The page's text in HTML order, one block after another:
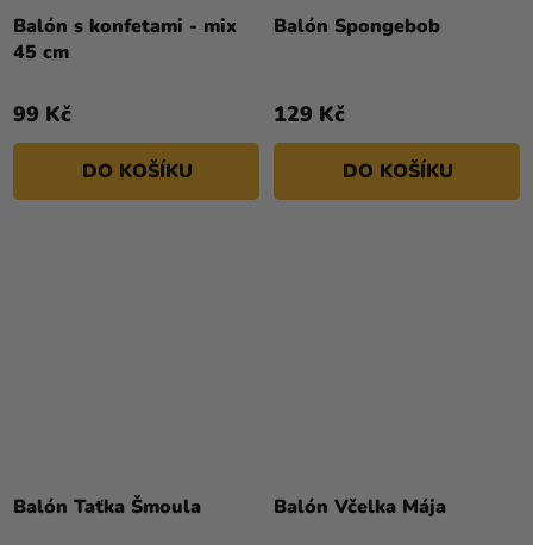
Balón s konfetami - mix
45 cm
99 Kč
DO KOŠÍKU
Balón Spongebobhodnocení
5
hvězdiček.
129 Kč
DO KOŠÍKU
Balón Taťka Šmoula
hodnocení
Balón Včelka Mája
hodnocení
produktu